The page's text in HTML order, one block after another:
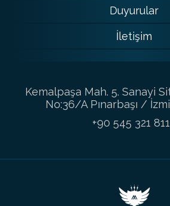
Duyurular
İletişim
Kemalpaşa Mah. 5. Sanayi
No:36/A Pınarbaşı /
+90 545 321